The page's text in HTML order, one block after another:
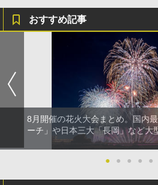
おすすめ記事
8月開催の花火大会まとめ。国内
ーチ」や日本三大「長岡」など大
● ● ● ● ●